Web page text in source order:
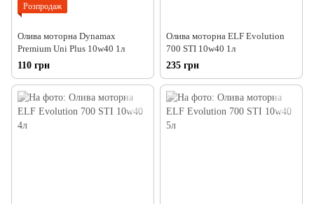
Розпродаж
Олива моторна Dynamax
Premium Uni Plus 10w40 1л
110 грн
Олива моторна ELF Evolution
700 STI 10w40 1л
235 грн